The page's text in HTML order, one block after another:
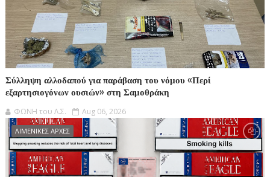
Σύλληψη αλλοδαπού για παράβαση του νόμου «Περί
εξαρτησιογόνων ουσιών» στη Σαμοθράκη
ΦΩΝΗ του Λ.Σ. Aug 06, 2026
ΛΙΜΕΝΙΚΕΣ ΑΡΧΕΣ